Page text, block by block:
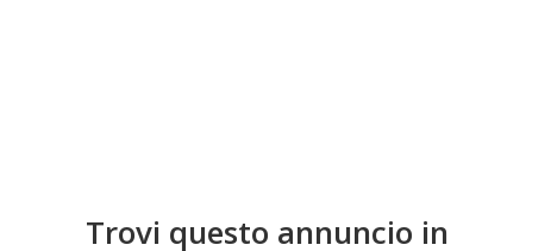
Trovi questo annuncio in